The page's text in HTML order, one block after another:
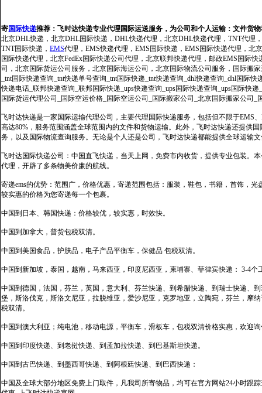
寄国际快递推荐： 飞时达快递专业代理国际运送服务，为公司和个人运输：文件货
北京DHL快递，北京DHL国际快递，DHL快递代理，北京DHL快递代理，TNT代理
TNT国际快递， EMS代理，EMS快递代理，EMS国际快递，EMS国际快递代理，北
国际快递代理，北京FedEx国际快递公司代理，北京联邦快递代理，邮政EMS国际
司，北京国际货运公司服务，北京国际海运公司，北京国际物流公司服务，国际搬
_tnt国际快递查询_tnt快递单号查询_tnt国际快递_tnt快递查询_dhl快递查询_dhl国际
快递电话_联邦快递查询_联邦国际快递_ups快递查询_ups国际快递查询_ups国际快
国际货运代理公司_国际空运价格_国际空运公司_国际搬家公司_北京国际搬家公司_
飞时达快递是一家国际运输代理公司，主要代理国际快递服务，包括但不限于EMS
高达80%，服务范围涵盖全球范围内的文件和货物运输。此外，飞时达快递还提供
务，以及国际物流查询服务。无论是个人还是公司，飞时达快递都能提供全球运输
飞时达国际快递公司：中国直飞快递，当天上网，免费市内收货，提供专业包装。
代理，开辟了多条物美价廉的航线。
寄递ems的优势：范围广，价格优惠，寄递范围包括：服装，鞋包，书籍，首饰，
较实惠的价格为您寄递每一个包裹。
中国到日本、韩国快递：价格较优，较实惠，时效快。
中国到加拿大，普货包税双清。
中国到美国食品，护肤品，电子产品平衡车，保健品 包税双清。
中国到新加坡，泰国，越南，马来西亚，印度尼西亚，柬埔寨、菲律宾快递： 3-4个
中国到德国，法国，芬兰，英国，意大利、芬兰快递、到希腊快递、到瑞士快递、
堡，斯洛伐克，斯洛文尼亚，拉脱维亚，爱沙尼亚，克罗地亚，立陶宛，芬兰，摩
税双清。
中国到澳大利亚；纯电池，移动电源，平衡车，滑板车，包税双清价格实惠，欢迎
中国到印度快递、到老挝快递、到孟加拉快递、到巴基斯坦快递。
中国到古巴快递、到墨西哥快递、到阿根廷快递、到巴西快递：
中国及全球大部分地区免费上门取件，凡我司所寄物品，均可在官方网站24小时跟